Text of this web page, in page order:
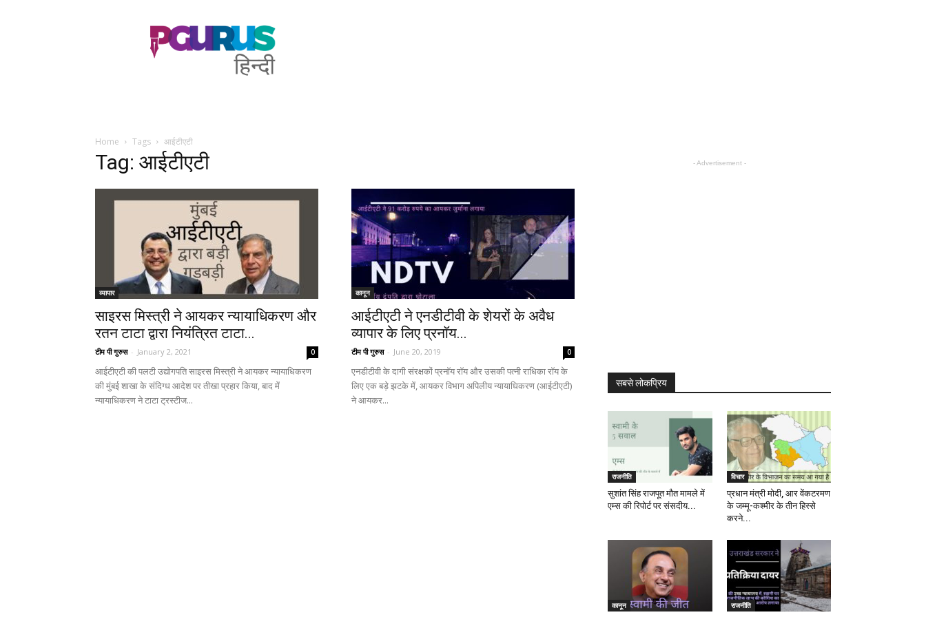
PGurus
Hindi
Home Tags आईटीएटी
Tag: आईटीएटी
व्यापार
साइरस मिस्त्री ने आयकर न्यायाधिकरण और
रतन टाटा द्वारा नियंत्रित टाटा...
टीम पी गुरुस - January 2, 2021 0
आईटीएटी की पलटी उद्योगपति साइरस मिस्त्री ने आयकर न्यायाधिकरण
की मुंबई शाखा के संदिग्ध आदेश पर तीखा प्रहार किया, बाद में
न्यायाधिकरण ने टाटा ट्रस्टीज...
कानून
आईटीएटी ने एनडीटीवी के शेयरों के अवैध
व्यापार के लिए प्रनॉय...
टीम पी गुरुस - June 20, 2019 0
एनडीटीवी के दागी संरक्षकों प्रनॉय रॉय और उसकी पत्नी राधिका रॉय के
लिए एक बड़े झटके में, आयकर विभाग अपिलीय न्यायाधिकरण (आईटीएटी)
ने आयकर...
- Advertisement -
सबसे लोकप्रिय
राजनीति
सुशांत सिंह राजपूत मौत मामले में
एम्स की रिपोर्ट पर संसदीय...
विचार
प्रधान मंत्री मोदी, आर वेंकटरमण
के जम्मू-कश्मीर के तीन हिस्से
करने...
कानून राजनीति